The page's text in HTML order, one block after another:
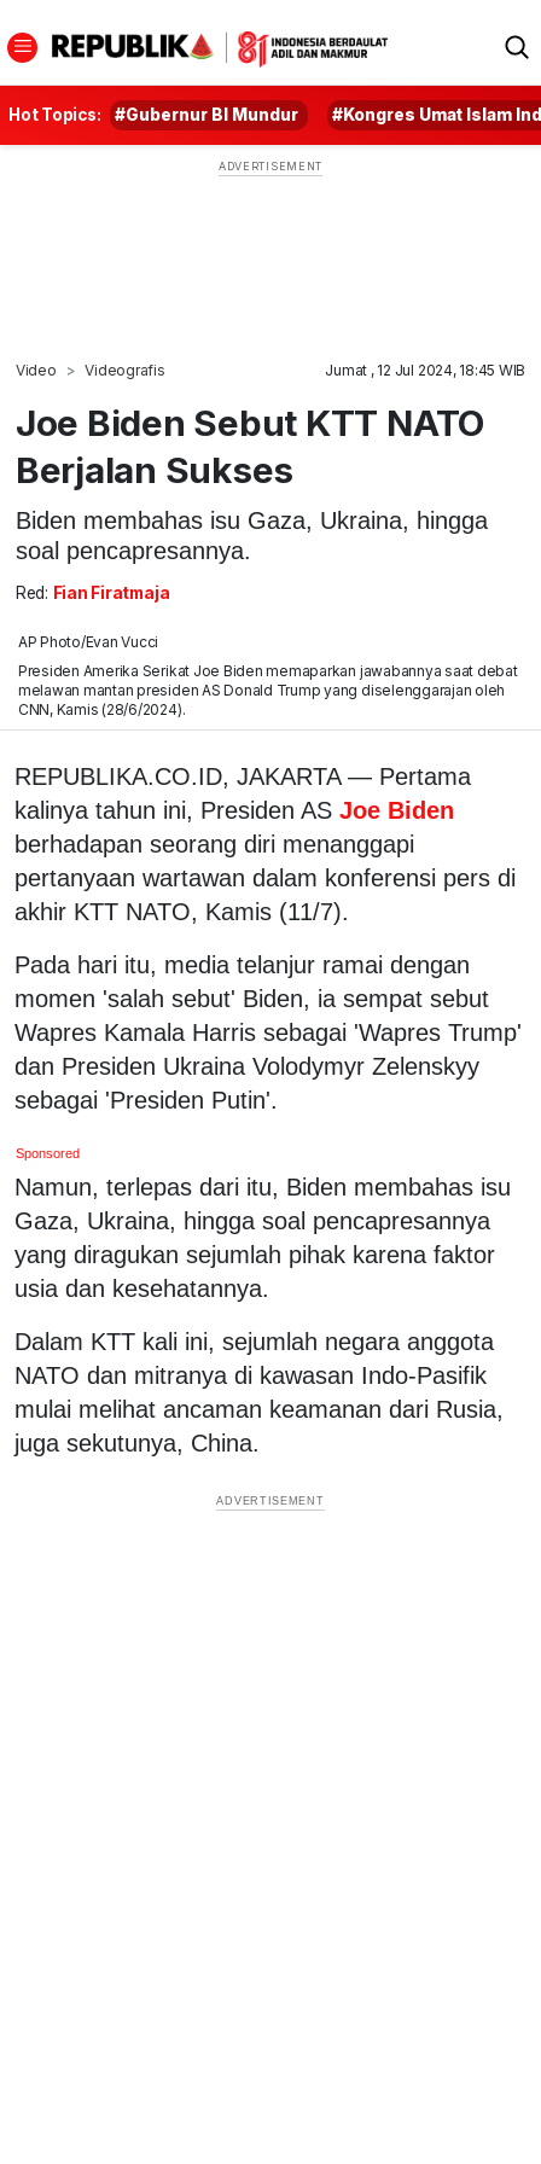
Hot Topics: #Gubernur BI Mundur #Kongres Umat Islam
Video Videografis Jumat , 12 Jul 2024, 18:45 WIB
Joe Biden Sebut KTT NATO
Berjalan Sukses
Biden membahas isu Gaza, Ukraina, hingga
soal pencapresannya.
Red: Fian Firatmaja
AP Photo/Evan Vucci
Presiden Amerika Serikat Joe Biden memaparkan jawabannya saat debat
melawan mantan presiden AS Donald Trump yang diselenggarajan oleh
CNN, Kamis (28/6/2024).
REPUBLIKA.CO.ID, JAKARTA — Pertama
kalinya tahun ini, Presiden AS Joe Biden
berhadapan seorang diri menanggapi
pertanyaan wartawan dalam konferensi pers di
akhir KTT NATO, Kamis (11/7).
Pada hari itu, media telanjur ramai dengan
momen 'salah sebut' Biden, ia sempat sebut
Wapres Kamala Harris sebagai 'Wapres Trump'
dan Presiden Ukraina Volodymyr Zelenskyy
sebagai 'Presiden Putin'.
Sponsored
Namun, terlepas dari itu, Biden membahas isu
Gaza, Ukraina, hingga soal pencapresannya
yang diragukan sejumlah pihak karena faktor
usia dan kesehatannya.
Dalam KTT kali ini, sejumlah negara anggota
NATO dan mitranya di kawasan Indo-Pasifik
mulai melihat ancaman keamanan dari Rusia,
juga sekutunya, China.